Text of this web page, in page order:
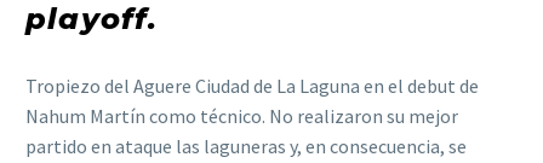
playoff.
Tropiezo del Aguere Ciudad de La Laguna en el debut de
Nahum Martín como técnico. No realizaron su mejor
partido en ataque las laguneras y, en consecuencia, se